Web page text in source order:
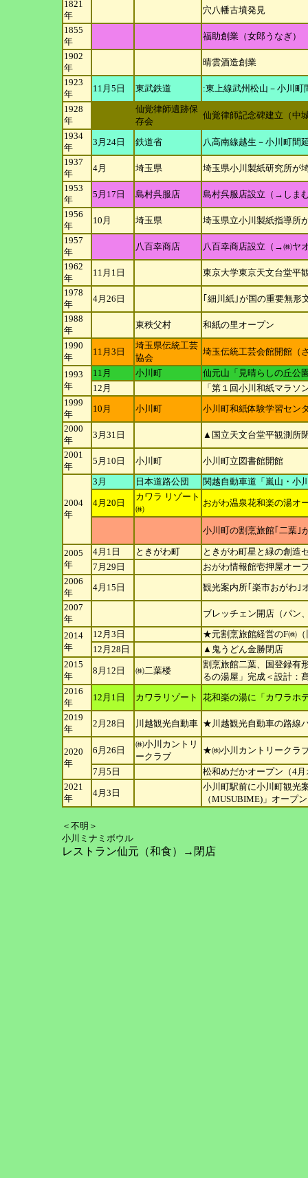
1821
年
穴八幡古墳発見
1855
年
福助創業（女郎うなぎ）
1902
年
晴雲酒造創業
1923
年
11月5日 東武鉄道
:東上線武州松山－小川町
1928
年
仙覚律師遺跡保
存会
仙覚律師記念碑建立（中
1934
年
3月24日 鉄道省
八高南線越生－小川町間
1937
年
4月 埼玉県
埼玉県小川製紙研究所が
1953
年
5月17日 島村呉服店
島村呉服店設立（→しま
1956
年
10月 埼玉県
埼玉県立小川製紙指導所
1957
年
八百幸商店
八百幸商店設立（→㈱ヤ
1962
年
11月1日
東京大学東京天文台堂平
1978
年
4月26日
｢細川紙｣が国の重要無形
1988
年
東秩父村
和紙の里オープン
1990
年
11月3日
埼玉県伝統工芸
協会
埼玉伝統工芸会館開館（
1993
年
11月 小川町
仙元山「見晴らしの丘公
12月
「第１回小川和紙マラソ
1999
年
10月 小川町
小川町和紙体験学習セン
2000
年
3月31日
▲国立天文台堂平観測所
2001
年
5月10日 小川町 小川町立図書館開館
2004
年
3月 日本道路公団 関越自動車道「嵐山・小
4月20日
カワラ リゾート
㈱
おがわ温泉花和楽の湯オ
小川町の割烹旅館｢二葉｣
2005
年
4月1日 ときがわ町
ときがわ町星と緑の創造
7月29日
おがわ情報館壱押屋オー
2006
年
4月15日
観光案内所｢楽市おがわ｣
2007
年
ブレッチェン開店（パン
2014
年
12月3日
★元割烹旅館経営のF㈱
12月28日
▲鬼うどん金勝閉店
2015
年
8月12日 ㈱二葉楼
割烹旅館二葉、国登録有
るの湯屋」完成＜設計：
2016
年
12月1日 カワラリゾート
花和楽の湯に「カワラホ
2019
年
2月28日 川越観光自動車 ★川越観光自動車の路線
2020
年
6月26日
㈱小川カントリ
ークラブ
★㈱小川カントリークラ
7月5日
松和めだかオープン（4
2021
年
4月3日
小川町駅前に小川町観光
（MUSUBIME)」オープ
＜不明＞
小川ミナミボウル
レストラン仙元（和食）→閉店